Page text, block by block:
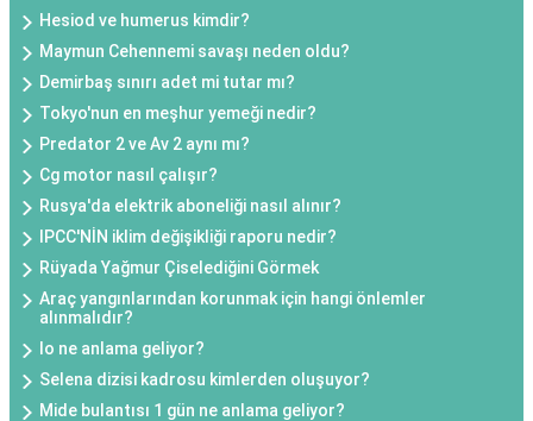
Hesiod ve humerus kimdir?
Maymun Cehennemi savaşı neden oldu?
Demirbaş sınırı adet mi tutar mı?
Tokyo'nun en meşhur yemeği nedir?
Predator 2 ve Av 2 aynı mı?
Cg motor nasıl çalışır?
Rusya'da elektrik aboneliği nasıl alınır?
IPCC'NİN iklim değişikliği raporu nedir?
Rüyada Yağmur Çiselediğini Görmek
Araç yangınlarından korunmak için hangi önlemler
alınmalıdır?
Io ne anlama geliyor?
Selena dizisi kadrosu kimlerden oluşuyor?
Mide bulantısı 1 gün ne anlama geliyor?